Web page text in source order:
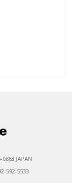
JAPAN
592-5533